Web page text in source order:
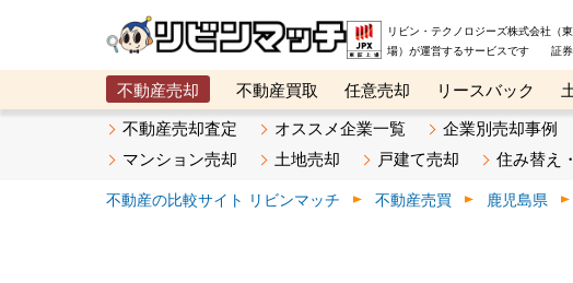
リビン・テクノロジーズ株式会社（
場）が運営するサービスです 証券
不動産売却 不動産買取 任意売却 リースバック
メタ住宅展示場
ベスト不動産カンパニー オンライン講座
不動産売却査定 オススメ企業一覧 企業別売却事例
マンション売却
土地売却 戸建て売却 住み替え
不動産の比較サイト リビンマッチ 不動産売買 鹿児島県